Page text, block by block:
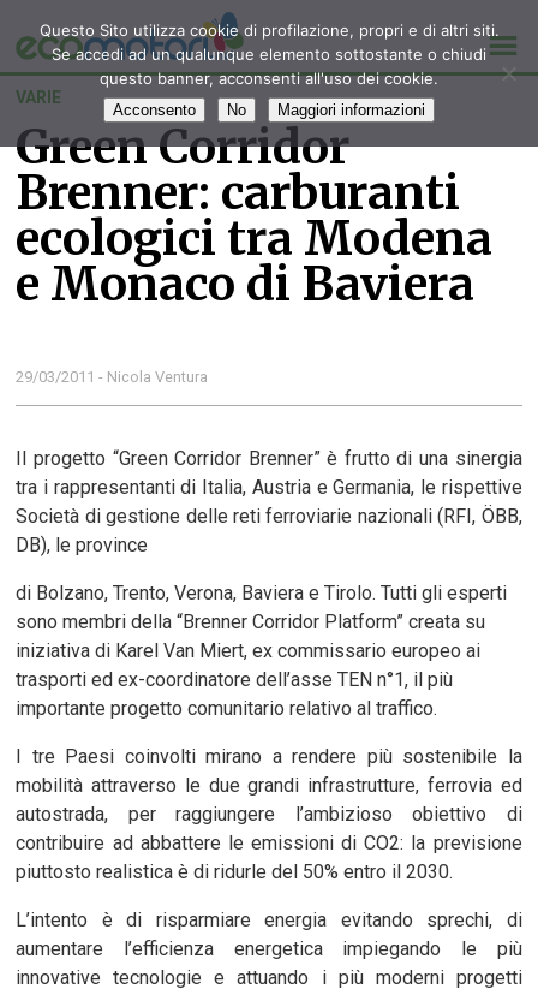
VARIE
Green Corridor
Brenner: carburanti
ecologici tra Modena
e Monaco di Baviera
29/03/2011 - Nicola Ventura
Il progetto “Green Corridor Brenner” è frutto di una sinergia
tra i rappresentanti di Italia, Austria e Germania, le rispettive
Società di gestione delle reti ferroviarie nazionali (RFI, ÖBB,
DB), le province
di Bolzano, Trento, Verona, Baviera e Tirolo. Tutti gli esperti
sono membri della “Brenner Corridor Platform” creata su
iniziativa di Karel Van Miert, ex commissario europeo ai
trasporti ed ex-coordinatore dell’asse TEN n°1, il più
importante progetto comunitario relativo al traffico.
I tre Paesi coinvolti mirano a rendere più sostenibile la
mobilità attraverso le due grandi infrastrutture, ferrovia ed
autostrada, per raggiungere l’ambizioso obiettivo di
contribuire ad abbattere le emissioni di CO2: la previsione
piuttosto realistica è di ridurle del 50% entro il 2030.
L’intento è di risparmiare energia evitando sprechi, di
aumentare l’efficienza energetica impiegando le più
innovative tecnologie e attuando i più moderni progetti
Questo Sito utilizza cookie di profilazione, propri e di altri siti.
Se accedi ad un qualunque elemento sottostante o chiudi
questo banner, acconsenti all'uso dei cookie.
Acconsento No Maggiori informazioni